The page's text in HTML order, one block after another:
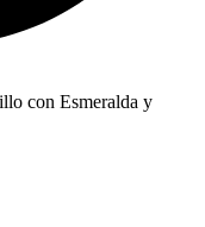
con Esmeralda y